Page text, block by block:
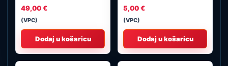
49,00€
(VPC)
Dodaj u košaricu
5,00€
(VPC)
Dodaj u košaricu